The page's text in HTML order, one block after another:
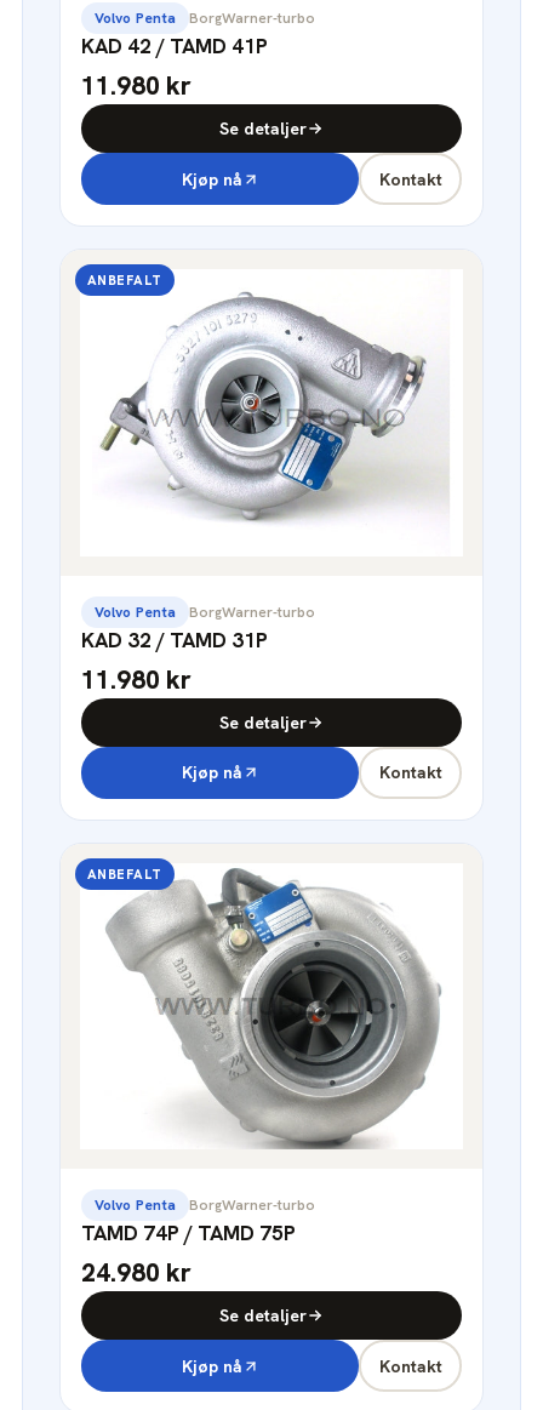
Volvo Penta BorgWarner-turbo
KAD 42 / TAMD 41P
11.980 kr
Se detaljer
Kjøp nå Kontakt
ANBEFALT
Volvo Penta BorgWarner-turbo
KAD 32 / TAMD 31P
11.980 kr
Se detaljer
Kjøp nå Kontakt
ANBEFALT
Volvo Penta BorgWarner-turbo
TAMD 74P / TAMD 75P
24.980 kr
Se detaljer
Kjøp nå Kontakt